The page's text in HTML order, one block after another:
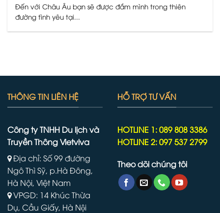
Đến với Châu Âu bạn sẽ được đắm mình trong thiên
đường tình yêu tại...
THÔNG TIN LIÊN HỆ
Công ty TNHH Du lịch và
Truyền Thông Vietviva
Địa chỉ: Số 99 đường
Ngô Thì Sỹ, p.Hà Đông,
Hà Nội, Việt Nam
VPGD: 14 Khúc Thừa
Dụ, Cầu Giấy, Hà Nội
HỖ TRỢ TƯ VẤN
HOTLINE 1: 089 808 3386
HOTLINE 2: 097 537 2799
Theo dõi chúng tôi